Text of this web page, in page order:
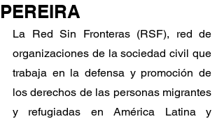
PEREIRA
La Red Sin Fronteras (RSF), red de
organizaciones de la sociedad civil que
trabaja en la defensa y promoción de
los derechos de las personas migrantes
y refugiadas en América Latina y